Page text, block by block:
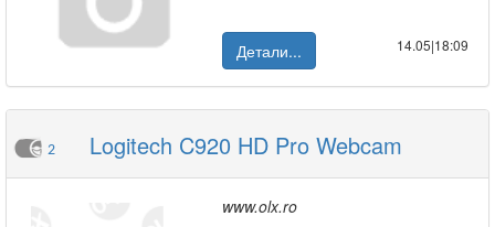
Детали... 14.05|18:09
2 Logitech C920 HD Pro Webcam
www.olx.ro